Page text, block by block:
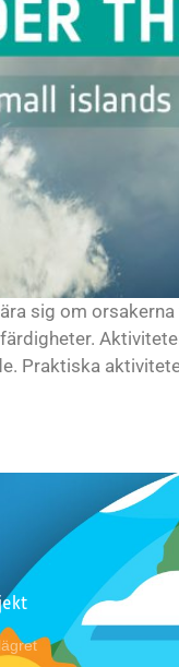
sig om
Praktiska